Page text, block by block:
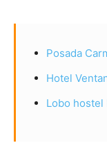
Posada
Hotel
Lobo hostel